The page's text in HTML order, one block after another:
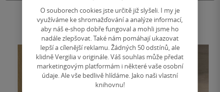
O souborech cookies jste určitě již slyšeli. I my je
využíváme ke shromažďování a analýze informací,
aby náš e-shop dobře fungoval a mohli jsme ho
nadále zlepšovat. Také nám pomáhají ukazovat
lepší a cílenější reklamu. Žádných 50 odstínů, ale
klidně Vergilia v originále. Váš souhlas může předat
marketingovým platformám i některé vaše osobní
údaje. Ale vše bedlivě hlídáme. Jako naši vlastní
knihovnu!